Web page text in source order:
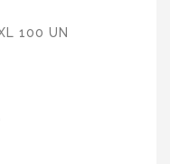
100 UN